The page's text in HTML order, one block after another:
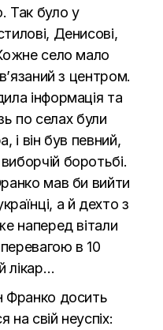
Так було у
Денисові,
село мало
з центром.
інформація та
по селах були
і він був певний,
боротьбі.
мав би вийти
а й дехто з
наперед вітали
в 10
лікар…
Франко досить
свій неуспіх: